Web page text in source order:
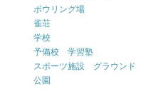
ボウリング場
雀荘
学校
予備校 学習塾
スポーツ施設 グラウンド
公園